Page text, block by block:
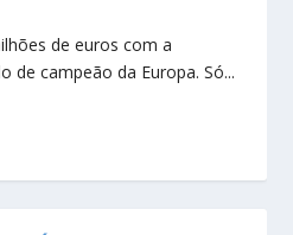
de euros com a
de campeão da Europa. Só...